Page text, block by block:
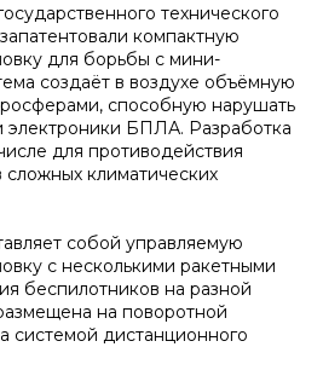
технического
компактную
для борьбы с мини-
создаёт в воздухе объёмную
способную нарушать
электроники БПЛА. Разработка
для противодействия
сложных климатических
собой управляемую
с несколькими ракетными
беспилотников на разной
на поворотной
системой дистанционного